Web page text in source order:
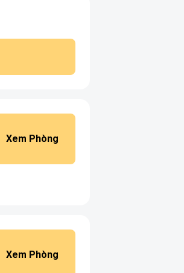
Xem Phòng
Xem Phòng